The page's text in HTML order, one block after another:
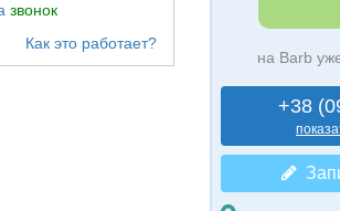
звонок
на Barb
+38